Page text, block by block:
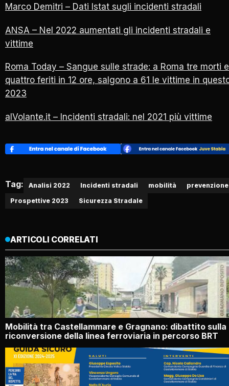
Marco Demitri – Dati Istat sugli incidenti stradali
ANSA – Nel 2022 aumentati gli incidenti stradali e
vittime
Roma Today – Sangue sulle strade: a Roma tre morti e
quattro feriti in 12 ore, salgono a 61 le vittime in
2023
alVolante.it – Incidenti stradali: nel 2021 più vittime
Tag: Analisi 2022 Incidenti stradali mobilità
prevenzione
Prospettive 2023
Sicurezza Stradale
ARTICOLI CORRELATI
Mobilità tra Castellammare e Gragnano: dibattito sulla
riconversione della linea ferroviaria in percorso BRT